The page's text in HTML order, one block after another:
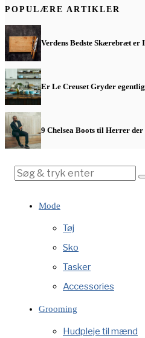
POPULÆRE ARTIKLER
Verdens Bedste Skærebræt
Er Le Creuset Gryder
9 Chelsea Boots til Herrer
Mode
Tøj
Sko
Tasker
Accessories
Grooming
Hudpleje til mænd